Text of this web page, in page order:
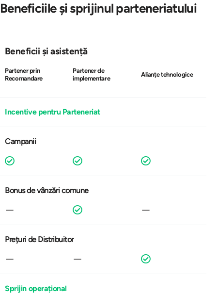
Beneficiile și sprijinul parteneriatului
Beneficii și asistență
Partener prin
Recomandare
Partener de
implementare
Alianțe tehnologice
Incentive pentru Parteneriat
Campanii
Bonus de vânzări comune
Prețuri de Distribuitor
Sprijin operațional